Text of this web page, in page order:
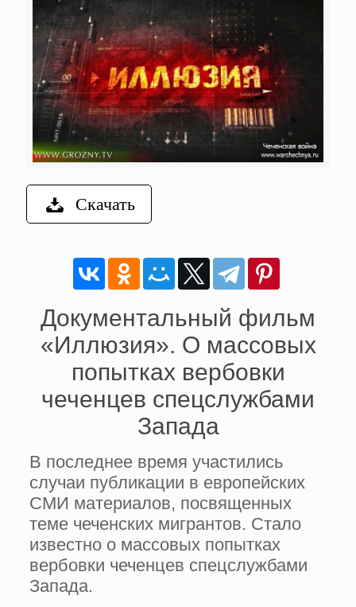
Скачать
Документальный фильм
«Иллюзия». О массовых
попытках вербовки
чеченцев спецслужбами
Запада
В последнее время участились
случаи публикации в европейских
СМИ материалов, посвященных
теме чеченских мигрантов. Стало
известно о массовых попытках
вербовки чеченцев спецслужбами
Запада.